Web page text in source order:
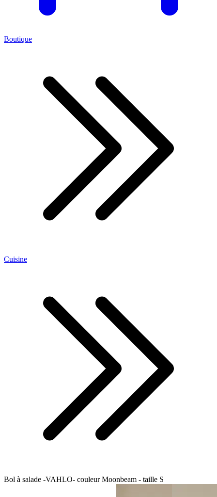
Boutique
Cuisine
Bol à salade -VAHLO- couleur Moonbeam - taille S